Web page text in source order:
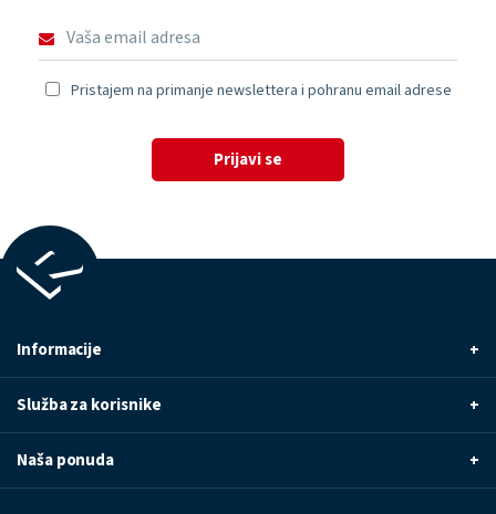
Pristajem na primanje newslettera i pohranu email adrese
Prijavi se
Informacije +
Služba za korisnike +
Naša ponuda +